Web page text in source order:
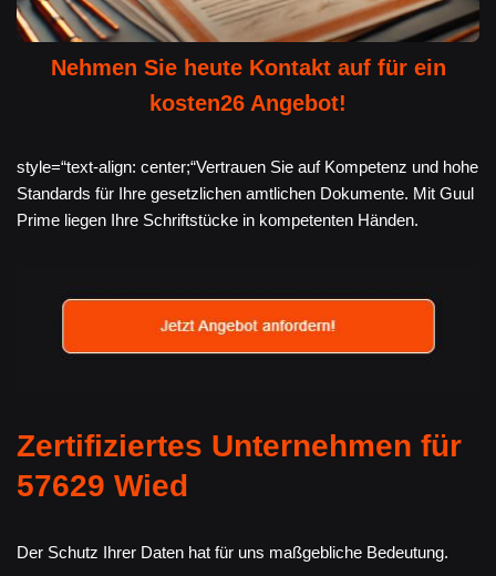
Nehmen Sie heute Kontakt auf für ein
kosten26 Angebot!
style=“text-align: center;“Vertrauen Sie auf Kompetenz und hohe
Standards für Ihre gesetzlichen amtlichen Dokumente. Mit Guul
Prime liegen Ihre Schriftstücke in kompetenten Händen.
Zertifiziertes Unternehmen für
57629 Wied
Der Schutz Ihrer Daten hat für uns maßgebliche Bedeutung.